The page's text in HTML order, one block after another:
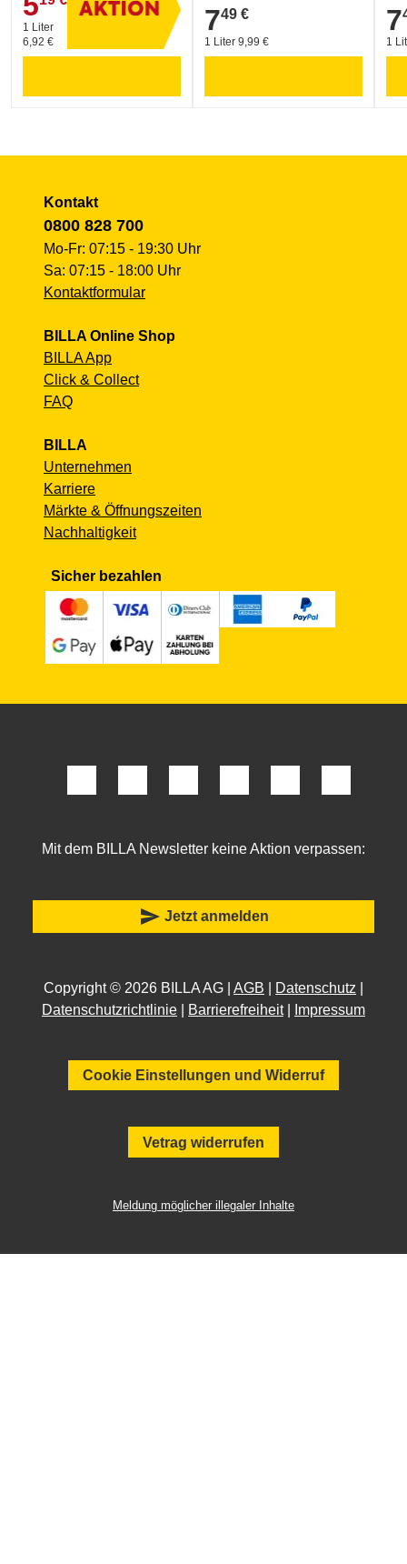
1 Liter
6,92 €
7,49 €
749 €
1 Liter 9,99 €
7
1
Kontakt
0800 828 700
Mo-Fr: 07:15 - 19:30 Uhr
Sa: 07:15 - 18:00 Uhr
Kontaktformular
BILLA Online Shop
BILLA App
Click & Collect
FAQ
BILLA
Unternehmen
Karriere
Märkte & Öffnungszeiten
Nachhaltigkeit
Sicher bezahlen
Mit dem BILLA Newsletter keine Aktion verpassen:
send Jetzt anmelden
Copyright © 2026 BILLA AG | AGB Datenschutz
Datenschutzrichtlinie
Barrierefreiheit| Impressum
Cookie Einstellungen und Widerruf
Vetrag widerrufen
Meldung möglicher illegaler Inhalte